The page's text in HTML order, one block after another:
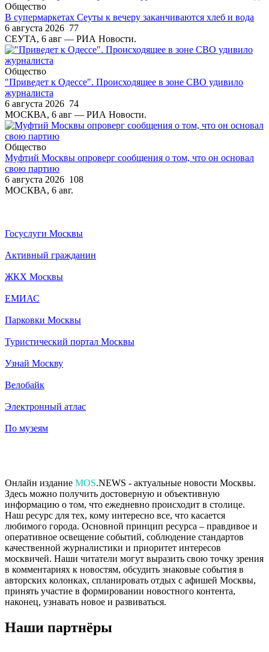
Общество
В супермаркетах Сеуты к вечеру заканчиваются хлеб и вода
6 августа 2026 77
СЕУТА, 6 авг — РИА Новости.
Общество
"Приведет к Одессе". Происходящее в зоне СВО удивило
журналиста
6 августа 2026 74
МОСКВА, 6 авг — РИА Новости.
Общество
Муфтий Москвы опроверг сообщения о том, что он основал
свою партию
6 августа 2026 108
МОСКВА, 6 авг.
Госуслуги Москвы
Активный гражданин
ЖКХ Москвы
ЕМИАС
Парковки Москвы
Туристический портал Москвы
Узнай Москву
Велобайк
Электронный атлас
По музеям
Онлайн издание MOS.NEWS - актуальные новости Москвы.
Здесь можно получить достоверную и объективную
информацию о том, что ежедневно происходит в столице.
Наш ресурс для тех, кому интересно все, что касается
любимого города. Основной принцип ресурса – правдивое и
оперативное освещение событий, соблюдение стандартов
качественной журналистики и приоритет интересов
москвичей. Наши читатели могут выразить свою точку зрения
в комментариях к новостям, обсудить знаковые события в
авторских колонках, спланировать отдых с афишей Москвы,
принять участие в формировании новостного контента,
наконец, узнавать новое и развиваться.
Наши партнёры